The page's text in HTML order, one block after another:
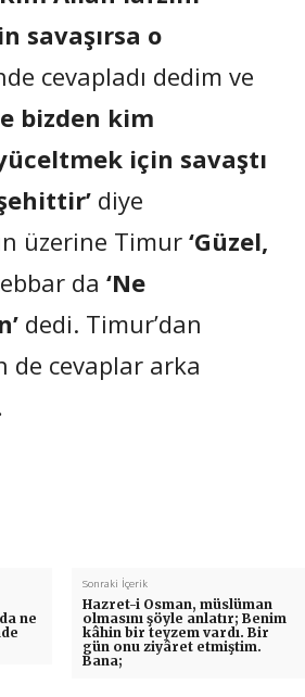
savaşırsa o
cevapladı dedim ve
bizden kim
için savaştı
diye
üzerine Timur ‘Güzel,
da ‘Ne
dedi. Timur’dan
de cevaplar arka
ne
Sonraki İçerik
Hazret-i Osman, müslüman
olmasını şöyle anlatır; Benim
kâhin bir teyzem vardı. Bir
gün onu ziyâret etmiştim.
Bana;